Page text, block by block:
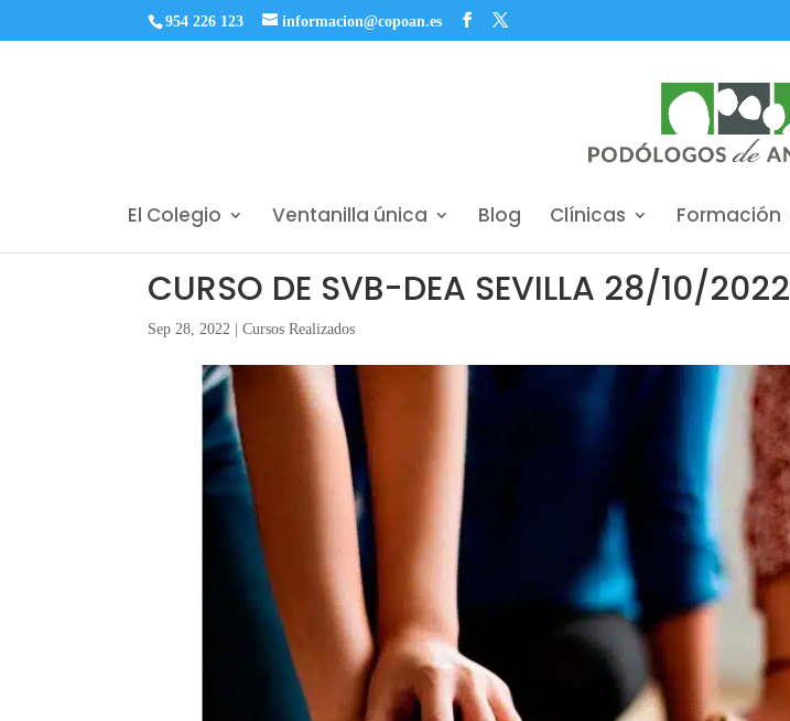
954 226 123 informacion@copoan.es
El Colegio Ventanilla única Blog Clínicas Formación
CURSO DE SVB-DEA SEVILLA 28/10/2022
Sep 28, 2022 |Cursos Realizados